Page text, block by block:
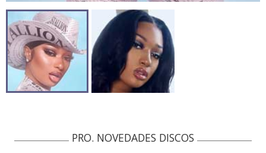
PRO. NOVEDADES DISCOS